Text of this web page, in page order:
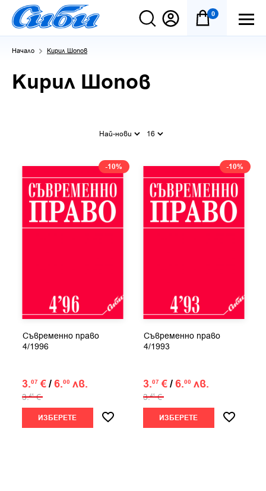
0
Начало Кирил Шопов
Кирил Шопов
Най-нови 16
-10%
Съвременно право
4/1996
3.07 €/6.00 лв.
3.41 €
ИЗБЕРЕТЕ
-10%
Съвременно право
4/1993
3.07 €/6.00 лв.
3.41 €
ИЗБЕРЕТЕ